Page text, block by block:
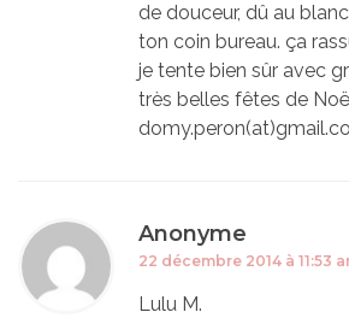
de douceur, dû au
ton coin bureau. ça
je tente bien sûr avec
très belles fêtes de
Anonyme
22 décembre 2014 à 11:53
Lulu M.